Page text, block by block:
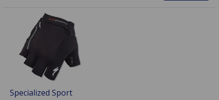
Specialized Sport